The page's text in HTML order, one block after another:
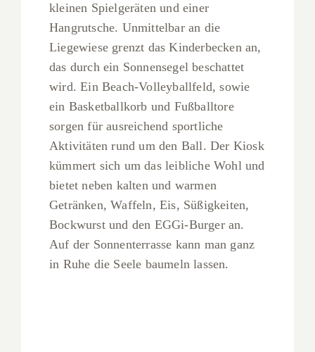
kleinen Spielgeräten und einer
Hangrutsche. Unmittelbar an die
Liegewiese grenzt das Kinderbecken an,
das durch ein Sonnensegel beschattet
wird. Ein Beach-Volleyballfeld, sowie
ein Basketballkorb und Fußballtore
sorgen für ausreichend sportliche
Aktivitäten rund um den Ball. Der Kiosk
kümmert sich um das leibliche Wohl und
bietet neben kalten und warmen
Getränken, Waffeln, Eis, Süßigkeiten,
Bockwurst und den EGGi-Burger an.
Auf der Sonnenterrasse kann man ganz
in Ruhe die Seele baumeln lassen.